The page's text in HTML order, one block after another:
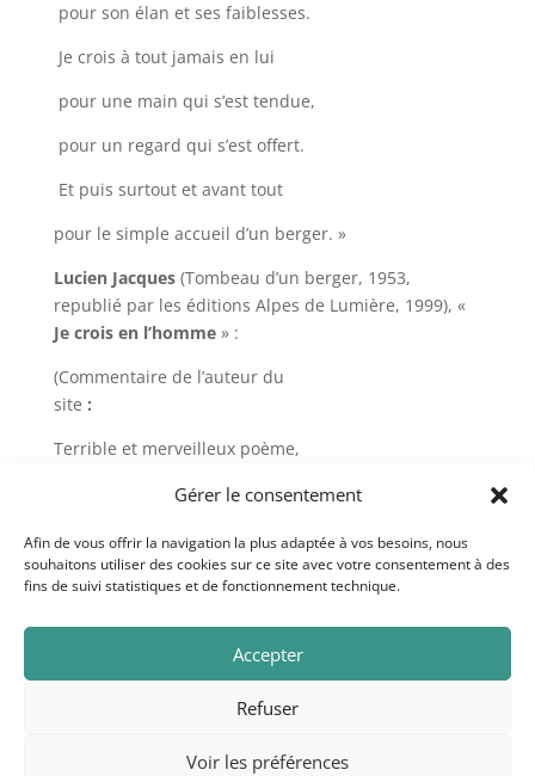
Gérer le consentement
Afin de vous offrir la navigation la plus adaptée à vos besoins, nous
souhaitons utiliser des cookies sur ce site avec votre consentement à des
fins de suivi statistiques et de fonctionnement technique.
Accepter
Refuser
Voir les préférences
pour son élan et ses faiblesses.
Je crois à tout jamais en lui
pour une main qui s’est tendue,
pour un regard qui s’est offert.
Et puis surtout et avant tout
pour le simple accueil d’un berger. »
Lucien Jacques(Tombeau d’un berger, 1953,
republié par les éditions Alpes de Lumière, 1999), «
Je crois en l’homme» :
(Commentaire de l’auteur du
site :
Terrible et merveilleux poème,
(!!!) croire en l’homme…
Quand elle existe, d’où vient cette force ?)
Au trésor des souffles. Copyright © 2020. Crédits
photo: Curioso Photography.